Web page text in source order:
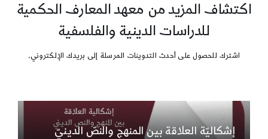
اكتشاف المزيد من معهد المعارف الحكمية
للدراسات الدينية والفلسفية
اشترك للحصول على أحدث التدوينات المرسلة إلى بريدك الإلكتروني.
إشكاليّة العلاقة بين المنهج والنصّ الدينيّ